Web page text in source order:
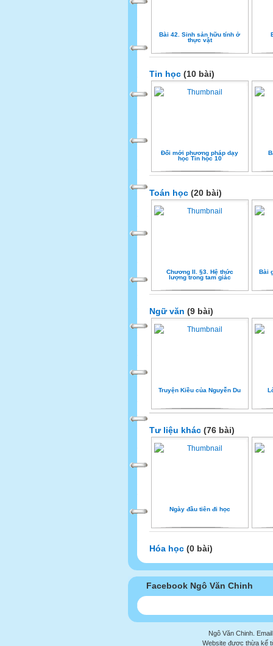
Bài 42. Sinh sản hữu tính ở
thực vật
Tin học (10 bài)
Đổi mới phương pháp dạy
học Tin học 10
Toán học (20 bài)
Chương II. §3. Hệ thức
lượng trong tam giác
Bài
Ngữ văn (9 bài)
Truyện Kiều của Nguyễn Du
Tư liệu khác (76 bài)
Ngày đầu tiên đi học
Hóa học (0 bài)
Facebook Ngô Văn Chinh
Ngô Văn Chinh.
Website được thừa kế